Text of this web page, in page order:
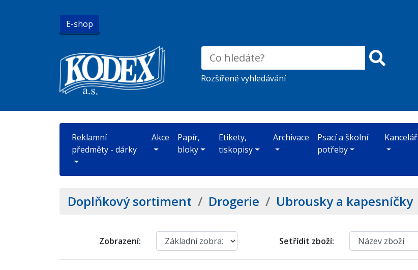
E-shop
Rozšířené vyhledávání
Reklamní
předměty - dárky
Akce
Papír,
bloky
Etikety,
tiskopisy
Archivace
Psací a školní
potřeby
Kancelář
Doplňkový sortiment / Drogerie / Ubrousky a kapesníčky
Zobrazení: Setřídit zboží: